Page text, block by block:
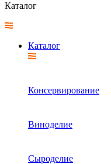
Каталог
Каталог
Консервирование
Виноделие
Сыроделие